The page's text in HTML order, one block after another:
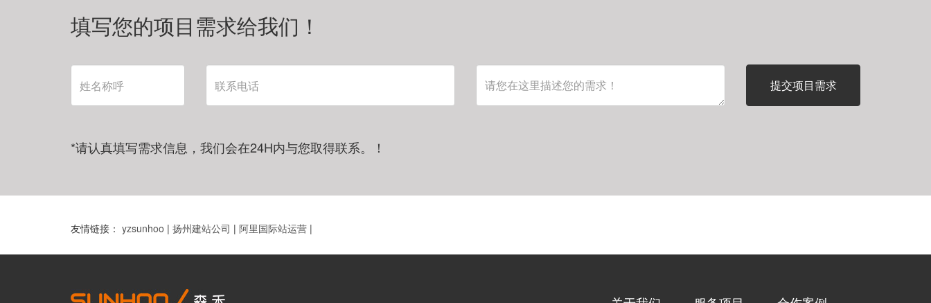
填写您的项目需求给我们！
*请认真填写需求信息，我们会在24H内与您取得联系。！
友情链接： yzsunhoo | 扬州建站公司 | 阿里国际站运营 |